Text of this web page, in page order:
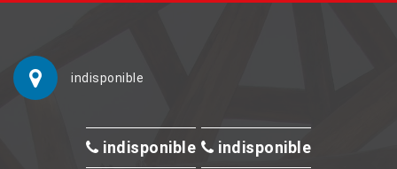
indisponible
indisponible indisponible